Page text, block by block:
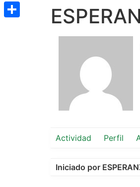
Actividad Perfil
Iniciado por
Email